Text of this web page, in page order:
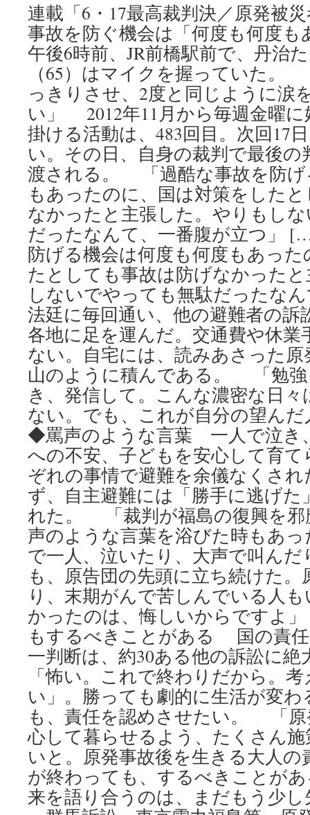
連載「6・17最高裁判決／原発被
事故を防ぐ機会は「何度も何度
午後6時前、JR前橋駅前で、丹治
（65）はマイクを握っていた。
っきりさせ、2度と同じように涙
い」 2012年11月から毎週金曜に
掛ける活動は、483回目。次回17
い。その日、自身の裁判で最後
渡される。 「過酷な事故を防げ
もあったのに、国は対策をした
なかったと主張した。やりもし
だったなんて、一番腹が立つ」
防げる機会は何度も何度もあっ
たとしても事故は防げなかった
しないでやっても無駄だったな
法廷に毎回通い、他の避難者の訴
各地に足を運んだ。交通費や休
ない。自宅には、読みあさった
山のように積んである。 「勉強
き、発信して。こんな濃密な日
ない。でも、これが自分の望ん
◆罵声のような言葉 一人で泣き
への不安、子どもを安心して育
ぞれの事情で避難を余儀なくさ
ず、自主避難には「勝手に逃げ
れた。 「裁判が福島の復興を邪
声のような言葉を浴びた時もあ
で一人、泣いたり、大声で叫ん
も、原告団の先頭に立ち続けた
り、末期がんで苦しんでいる人
かったのは、悔しいからですよ
もするべきことがある 国の責
一判断は、約30ある他の訴訟に
「怖い。これで終わりだから。
い」。勝っても劇的に生活が変
も、責任を認めさせたい。 「原
心して暮らせるよう、たくさん
いと。原発事故後を生きる大人
が終わっても、するべきことが
来を語り合うのは、まだもう少